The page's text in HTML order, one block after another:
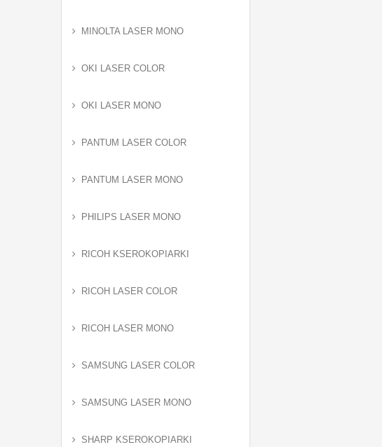
MINOLTA LASER MONO
OKI LASER COLOR
OKI LASER MONO
PANTUM LASER COLOR
PANTUM LASER MONO
PHILIPS LASER MONO
RICOH KSEROKOPIARKI
RICOH LASER COLOR
RICOH LASER MONO
SAMSUNG LASER COLOR
SAMSUNG LASER MONO
SHARP KSEROKOPIARKI